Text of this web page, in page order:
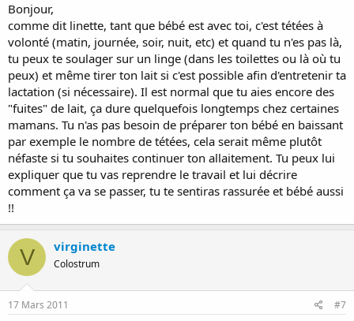
Bonjour,
comme dit linette, tant que bébé est avec toi, c'est tétées à
volonté (matin, journée, soir, nuit, etc) et quand tu n'es pas là,
tu peux te soulager sur un linge (dans les toilettes ou là où tu
peux) et même tirer ton lait si c'est possible afin d'entretenir ta
lactation (si nécessaire). Il est normal que tu aies encore des
"fuites" de lait, ça dure quelquefois longtemps chez certaines
mamans. Tu n'as pas besoin de préparer ton bébé en baissant
par exemple le nombre de tétées, cela serait même plutôt
néfaste si tu souhaites continuer ton allaitement. Tu peux lui
expliquer que tu vas reprendre le travail et lui décrire
comment ça va se passer, tu te sentiras rassurée et bébé aussi
!!
V virginette
Colostrum
17 Mars 2011 #7